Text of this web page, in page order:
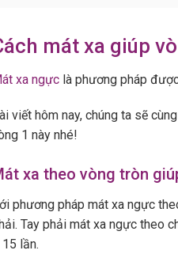
mát xa giúp
xa ngựclà phương pháp
viết hôm nay, chúng ta sẽ
1 này nhé!
xa theo vòng tròn
phương pháp mát xa ngực
Tay phải mát xa ngực theo
lần.